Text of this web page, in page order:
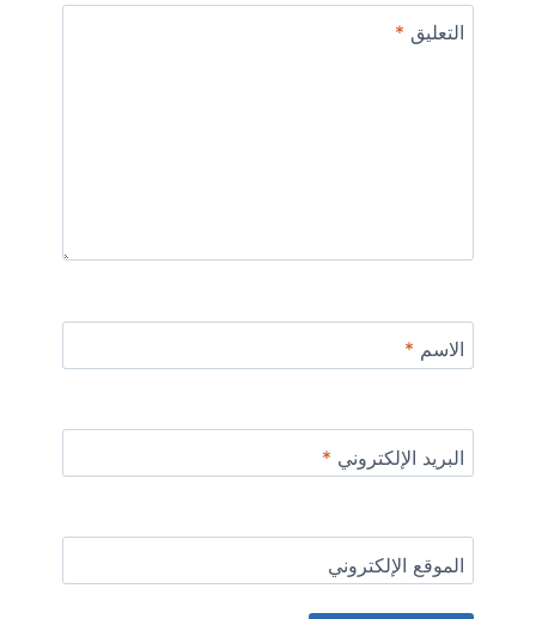
التعليق *
الاسم *
البريد الإلكتروني *
الموقع الإلكتروني